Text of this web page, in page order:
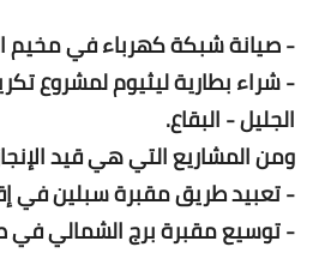
- صيانة شبكة كهرباء في مخيم
- شراء بطارية ليثيوم لمشروع
الجليل - البقاع.
ومن المشاريع التي هي قيد
- تعبيد طريق مقبرة سبلين في
- توسيع مقبرة برج الشمالي في